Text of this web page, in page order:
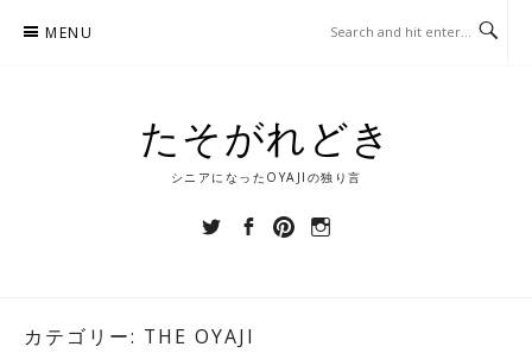
MENU
たそがれどき
シニアになったOYAJIの独り言
Twitter
Facebook
Pinterest
Instagram
カテゴリー: THE OYAJI